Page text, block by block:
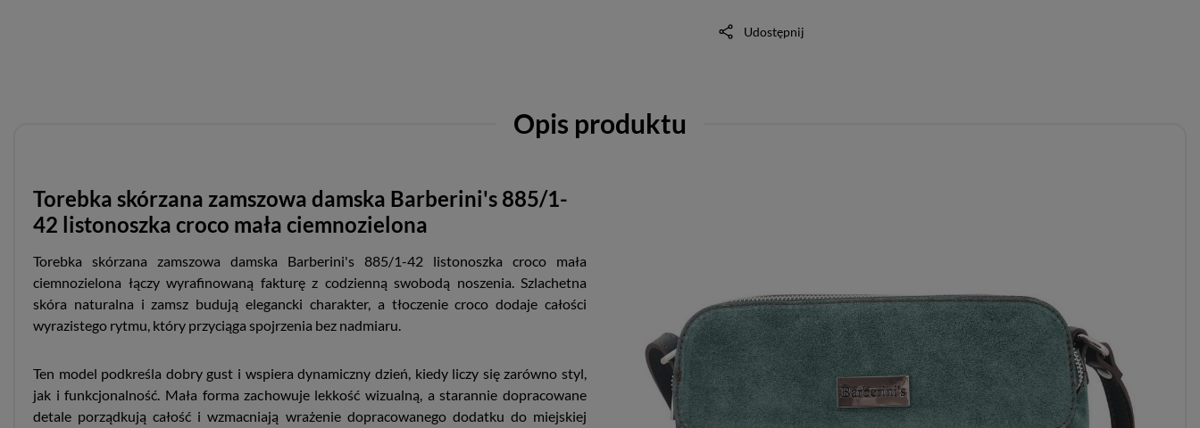
Udostępnij
Opis produktu
Torebka skórzana zamszowa damska Barberini's 885/1-
42 listonoszka croco mała ciemnozielona
Torebka skórzana zamszowa damska Barberini's 885/1-42 listonoszka croco mała
ciemnozielona łączy wyrafinowaną fakturę z codzienną swobodą noszenia. Szlachetna
skóra naturalna i zamsz budują elegancki charakter, a tłoczenie croco dodaje całości
wyrazistego rytmu, który przyciąga spojrzenia bez nadmiaru.
Ten model podkreśla dobry gust i wspiera dynamiczny dzień, kiedy liczy się zarówno styl,
jak i funkcjonalność. Mała forma zachowuje lekkość wizualną, a starannie dopracowane
detale porządkują całość i wzmacniają wrażenie dopracowanego dodatku do miejskiej